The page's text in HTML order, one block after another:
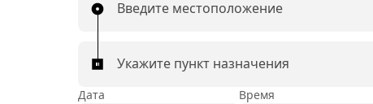
Введите местоположение
Укажите пункт назначения
Дата Время